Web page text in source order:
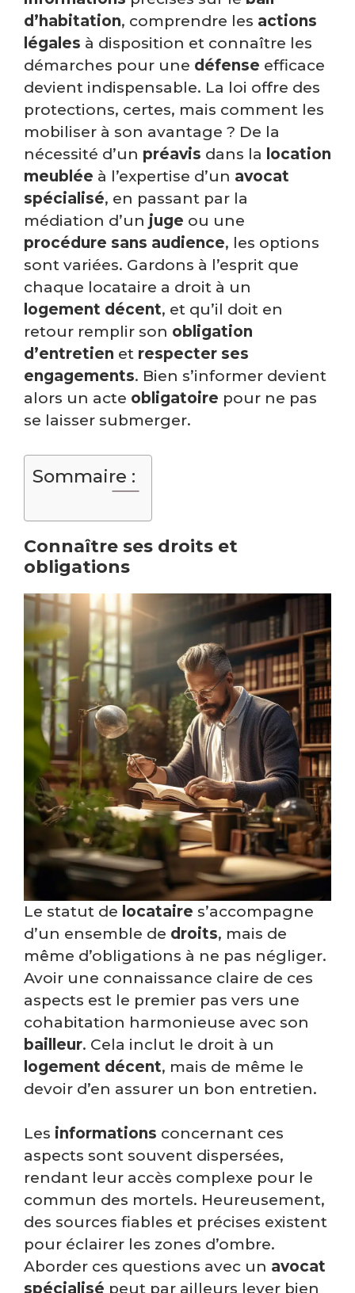
d’habitation, comprendre les actions
légales à disposition et connaître les
démarches pour une défense efficace
devient indispensable. La loi offre des
protections, certes, mais comment les
mobiliser à son avantage ? De la
nécessité d’un préavis dans la location
meublée à l’expertise d’un avocat
spécialisé, en passant par la
médiation d’un juge ou une
procédure sans audience, les options
sont variées. Gardons à l’esprit que
chaque locataire a droit à un
logement décent, et qu’il doit en
retour remplir son obligation
d’entretien et respecter ses
engagements. Bien s’informer devient
alors un acte obligatoire pour ne pas
se laisser submerger.
Sommaire :
Connaître ses droits et
obligations
Le statut de locataire s’accompagne
d’un ensemble de droits, mais de
même d’obligations à ne pas négliger.
Avoir une connaissance claire de ces
aspects est le premier pas vers une
cohabitation harmonieuse avec son
bailleur. Cela inclut le droit à un
logement décent, mais de même le
devoir d’en assurer un bon entretien.
Les informations concernant ces
aspects sont souvent dispersées,
rendant leur accès complexe pour le
commun des mortels. Heureusement,
des sources fiables et précises existent
pour éclairer les zones d’ombre.
Aborder ces questions avec un avocat
spécialisé peut par ailleurs lever bien